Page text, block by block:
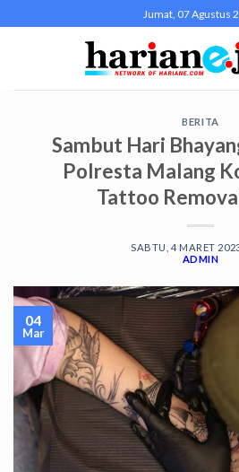
to
Jumat, 07 Agustus
BERITA
Sambut Hari
Polresta Malang
Tattoo
SABTU, 4 MARET
ADMIN
04
Mar